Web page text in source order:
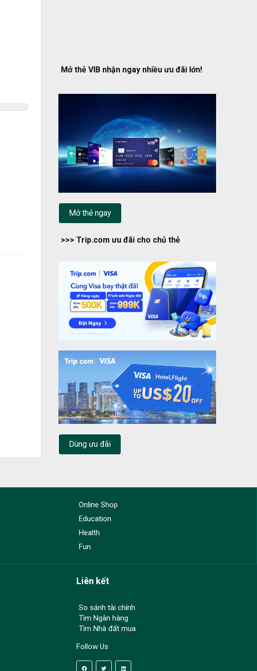
Mở thẻ VIB nhận ngay nhiều ưu đãi lớn!
Mở thẻ ngay
>>> Trip.com ưu đãi cho chủ thẻ
Dùng ưu đãi
Online Shop
Education
Health
Fun
Liên kết
So sánh tài chính
Tìm Ngân hàng
Tìm Nhà đất mua
Follow Us